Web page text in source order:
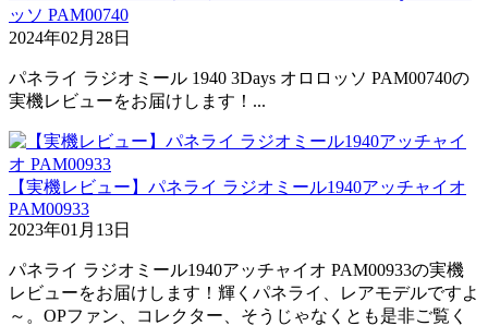
ッソ PAM00740
2024年02月28日
パネライ ラジオミール 1940 3Days オロロッソ PAM00740の
実機レビューをお届けします！...
【実機レビュー】パネライ ラジオミール1940アッチャイオ
PAM00933
2023年01月13日
パネライ ラジオミール1940アッチャイオ PAM00933の実機
レビューをお届けします！輝くパネライ、レアモデルですよ
～。OPファン、コレクター、そうじゃなくとも是非ご覧く